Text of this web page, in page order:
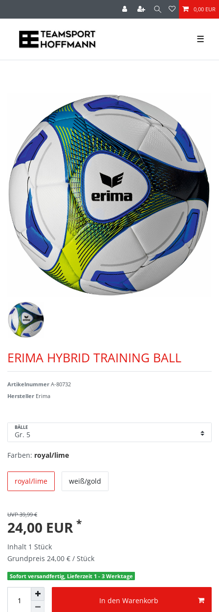
0,00 EUR
☰
ERIMA HYBRID TRAINING BALL
Artikelnummer A-80732
Hersteller Erima
BÄLLE
Farben: royal/lime
royal/lime weiß/gold
UVP 39,99 €
24,00 EUR *
Inhalt 1 Stück
Grundpreis 24,00 € / Stück
Sofort versandfertig, Lieferzeit 1 - 3 Werktage
In den Warenkorb